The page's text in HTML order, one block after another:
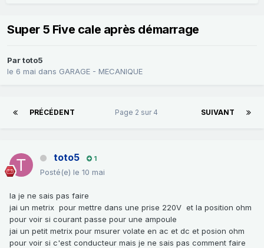
Super 5 Five cale après démarrage
Partoto5
le 6 mai dans GARAGE - MECANIQUE
PRÉCÉDENT SUIVANT
Page 2 sur 4
toto5 1
Posté(e) le 10 mai
la je ne sais pas faire
jai un metrix pour mettre dans une prise 220V et la position ohm
pour voir si courant passe pour une ampoule
jai un petit metrix pour msurer volate en ac et dc et posion ohm
pour voir si c'est conducteur mais je ne sais pas comment faire